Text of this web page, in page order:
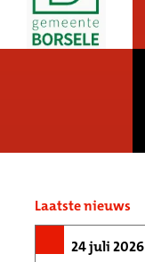
Laatste nieuws
24 juli 2026